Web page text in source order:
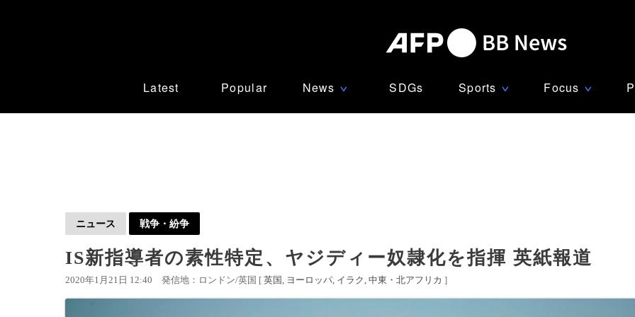
Latest Popular News ∨ SDGs Sports ∨ Focus ∨
ニュース 戦争・紛争
IS新指導者の素性特定、ヤジディー奴隷化を指揮 英紙報道
2020年1月21日 12:40 発信地：ロンドン/英国 [ 英国 ヨーロッパ イラク 中東・北アフリカ ]